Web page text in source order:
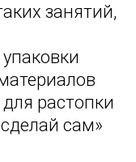
занятий,
растопки
сам»